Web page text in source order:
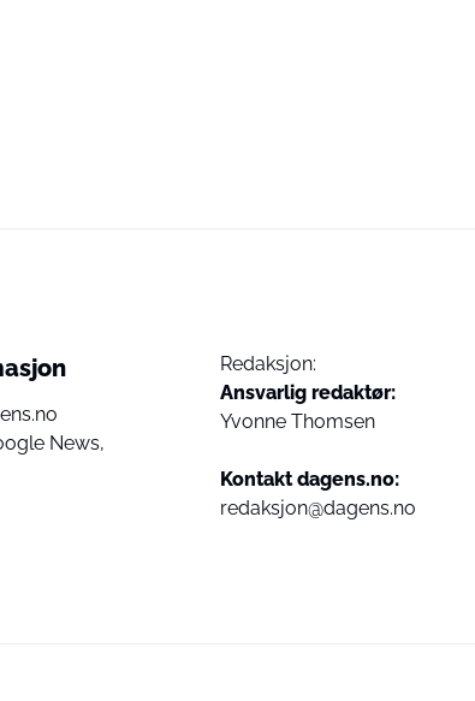
News,
Redaksjon:
Ansvarlig redaktør:
Yvonne Thomsen
Kontakt dagens.no:
redaksjon@dagens.no